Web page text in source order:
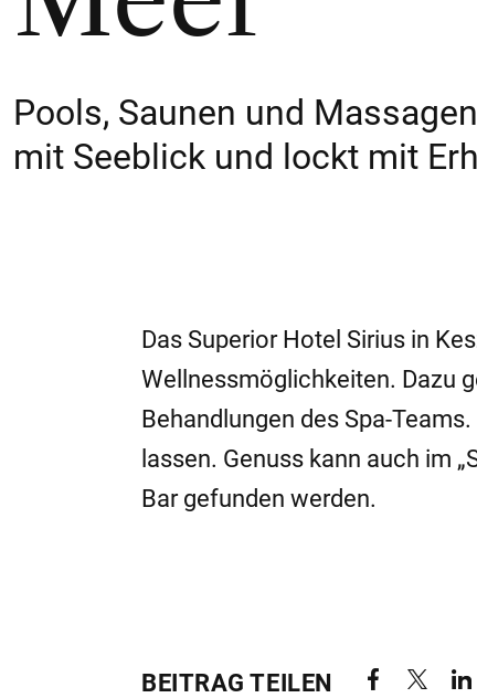
Pools, Saunen und
mit Seeblick und lockt mit
Das Superior Hotel Sirius in
Wellnessmöglichkeiten. Dazu
Behandlungen des Spa-
lassen. Genuss kann auch im
Bar gefunden werden.
BEITRAG TEILEN